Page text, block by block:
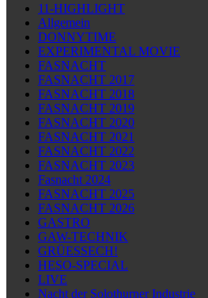
11-HIGHLIGHT
Allgemein
DONNYTIME
EXPERIMENTAL MOVIE
FASNACHT
FASNACHT 2017
FASNACHT 2018
FASNACHT 2019
FASNACHT 2020
FASNACHT 2021
FASNACHT 2022
FASNACHT 2023
Fasnacht 2024
FASNACHT 2025
FASNACHT 2026
GASTRO
GAW-TECHNIK
GRÜESSECH!
HESO-SPECIAL
LIVE
Nacht der Solothurner Industrie